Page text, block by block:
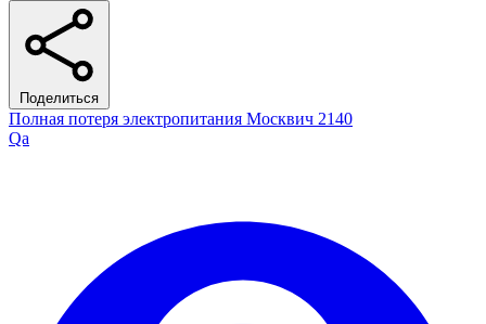
Поделиться
Полная потеря электропитания Москвич 2140
Qa